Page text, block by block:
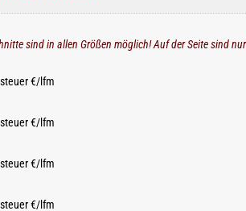
sind in allen Größen möglich! Auf der Seite sind nur
€/lfm
€/lfm
€/lfm
€/lfm